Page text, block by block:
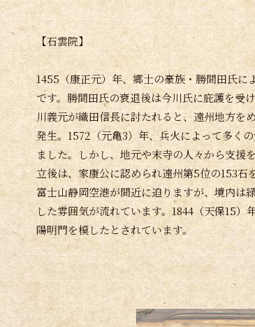
【石雲院】
1455（康正元）年、郷土の豪族・勝間田氏に
です。勝間田氏の衰退後は今川氏に庇護を受
川義元が織田信長に討たれると、遠州地方を
発生。1572（元亀3）年、兵火によって多く
ました。しかし、地元や末寺の人々から支援
立後は、家康公に認められ遠州第5位の153石
富士山静岡空港が間近に迫りますが、境内は
した雰囲気が流れています。1844（天保15）
陽明門を模したとされています。